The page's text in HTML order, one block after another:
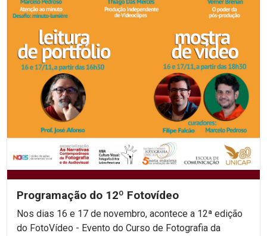
Programação do 12º Fotovídeo
Nos dias 16 e 17 de novembro, acontece a 12ª edição
do FotoVídeo - Evento do Curso de Fotografia da